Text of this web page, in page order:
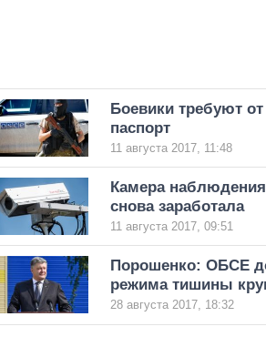
Боевики требуют
паспорт
11 августа 2017, 11:48
Камера
снова заработала
11 августа 2017, 09:51
Порошенко: ОБСЕ
режима тишины
28 августа 2017, 18:32